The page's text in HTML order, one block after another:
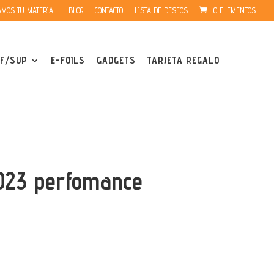
TU MATERIAL BLOG CONTACTO LISTA DE DESEOS 0 ELEMENTOS
SUP E-FOILS GADGETS TARJETA REGALO
perfomance